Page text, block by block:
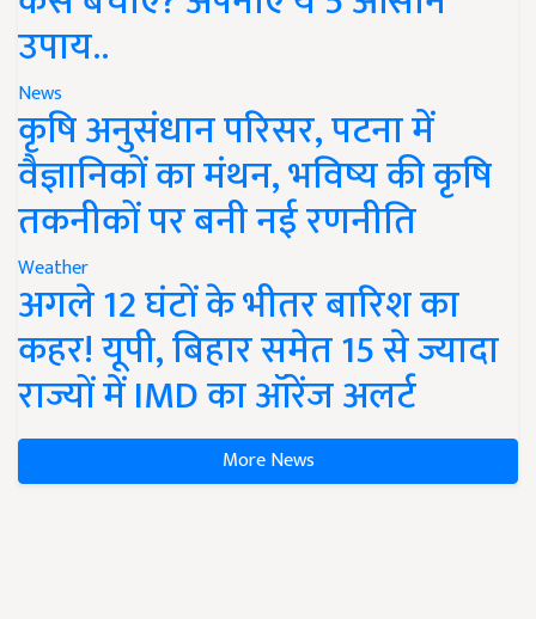
उपाय..
News
कृषि अनुसंधान परिसर, पटना में
वैज्ञानिकों का मंथन, भविष्य की कृषि
तकनीकों पर बनी नई रणनीति
Weather
अगले 12 घंटों के भीतर बारिश का
कहर! यूपी, बिहार समेत 15 से ज्यादा
राज्यों में IMD का ऑरेंज अलर्ट
More News